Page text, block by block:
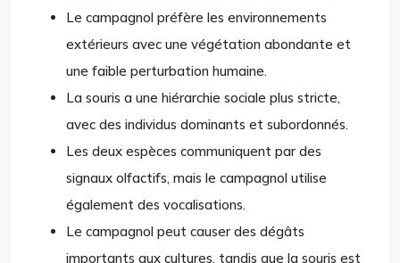
Le campagnol préfère les environnements
extérieurs avec une végétation abondante et
une faible perturbation humaine.
La souris a une hiérarchie sociale plus stricte,
avec des individus dominants et subordonnés.
Les deux espèces communiquent par des
signaux olfactifs, mais le campagnol utilise
également des vocalisations.
Le campagnol peut causer des dégâts
importants aux cultures, tandis que la souris est